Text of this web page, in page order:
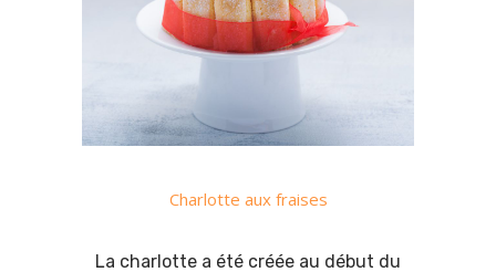
Charlotte aux fraises
La charlotte a été créée au début du